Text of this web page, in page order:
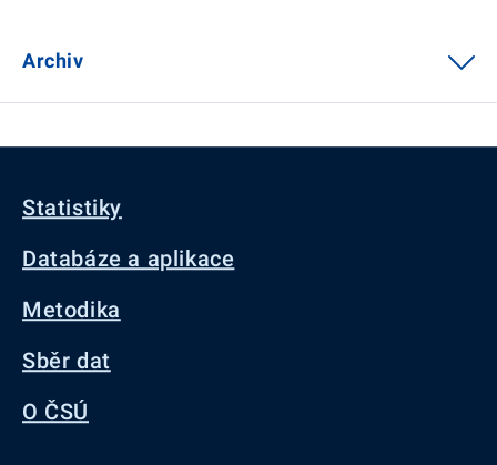
Archiv
Statistiky
Databáze a aplikace
Metodika
Sběr dat
O ČSÚ